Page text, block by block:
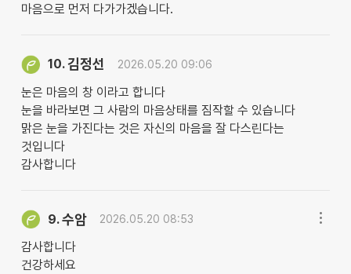
마음으로 먼저 다가가겠습니다.
10.김정선 2026.05.20 09:06
눈은 마음의 창 이라고 합니다
눈을 바라보면 그 사람의 마음상태를 짐작할 수 있습니다
맑은 눈을 가진다는 것은 자신의 마음을 잘 다스린다는
것입니다
감사합니다
9.수암 2026.05.20 08:53
감사합니다
건강하세요